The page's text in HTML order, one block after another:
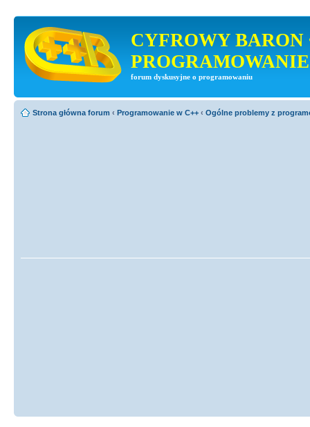
CYFROWY BARON
PROGRAMOWANIE
forum dyskusyjne o programowaniu
Strona główna forum ‹ Programowanie w C++ ‹ Ogólne problemy z